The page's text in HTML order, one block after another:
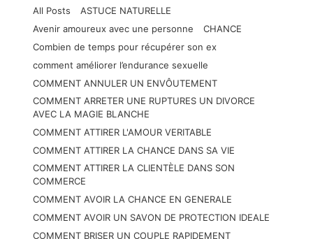
All Posts
ASTUCE NATURELLE
Avenir amoureux avec une personne
CHANCE
Combien de temps pour récupérer son ex
comment améliorer l’endurance sexuelle
COMMENT ANNULER UN ENVÔUTEMENT
COMMENT ARRETER UNE RUPTURES UN DIVORCE
AVEC LA MAGIE BLANCHE
COMMENT ATTIRER L'AMOUR VERITABLE
COMMENT ATTIRER LA CHANCE DANS SA VIE
COMMENT ATTIRER LA CLIENTÈLE DANS SON
COMMERCE
COMMENT AVOIR LA CHANCE EN GENERALE
COMMENT AVOIR UN SAVON DE PROTECTION IDEALE
COMMENT BRISER UN COUPLE RAPIDEMENT